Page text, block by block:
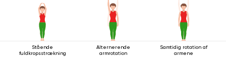
Stående
fuldkropsstrækning
Alternerende
armrotation
Samtidig rotation af
armene